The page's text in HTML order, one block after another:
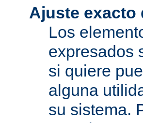
Ajuste exacto
Los
expresados
si quiere
alguna
su sistema.